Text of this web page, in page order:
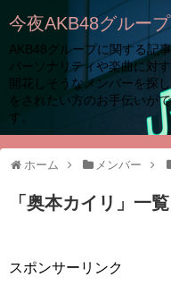
今夜AKB48グルー
AKB48グループに関する記
パーソナリティや楽曲に対
開花しそうなメンバーを探
をされたい方のお手伝いが
す。
ホーム メンバー
「 奥本カイリ 」 一覧
スポンサーリンク